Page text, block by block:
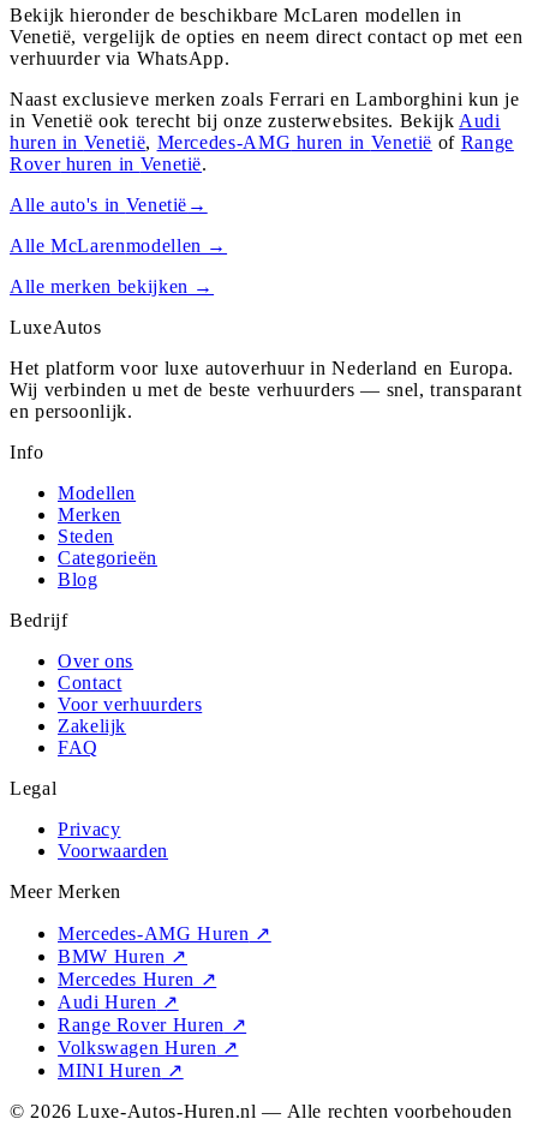
Bekijk hieronder de beschikbare McLaren modellen in
Venetië, vergelijk de opties en neem direct contact op met een
verhuurder via WhatsApp.
Naast exclusieve merken zoals Ferrari en Lamborghini kun je
in Venetië ook terecht bij onze zusterwebsites. Bekijk Audi
huren in Venetië, Mercedes-AMG huren in Venetië of Range
Roverhuren in Venetië.
Alle auto's in Venetië →
AlleMcLarenmodellen →
Alle merken bekijken →
LuxeAutos
Het platform voor luxe autoverhuur in Nederland en Europa.
Wij verbinden u met de beste verhuurders — snel, transparant
en persoonlijk.
Info
Modellen
Merken
Steden
Categorieën
Blog
Bedrijf
Over ons
Contact
Voor verhuurders
Zakelijk
FAQ
Legal
Privacy
Voorwaarden
Meer Merken
Mercedes-AMG Huren ↗
BMW Huren ↗
Mercedes Huren ↗
Audi Huren ↗
Range Rover Huren ↗
Volkswagen Huren ↗
MINI Huren ↗
© 2026 Luxe-Autos-Huren.nl — Alle rechten voorbehouden